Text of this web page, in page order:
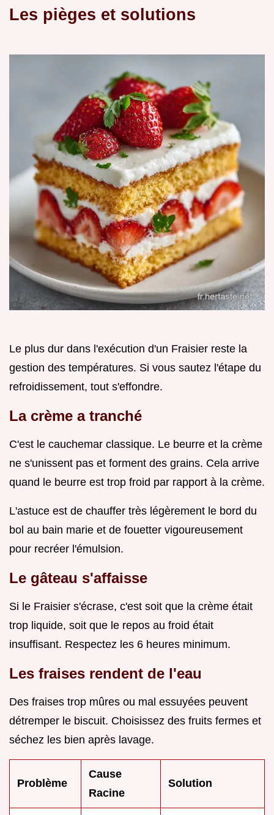
Les pièges et solutions
Le plus dur dans l'exécution d'un Fraisier reste la
gestion des températures. Si vous sautez l'étape du
refroidissement, tout s'effondre.
La crème a tranché
C'est le cauchemar classique. Le beurre et la crème
ne s'unissent pas et forment des grains. Cela arrive
quand le beurre est trop froid par rapport à la crème.
L'astuce est de chauffer très légèrement le bord du
bol au bain marie et de fouetter vigoureusement
pour recréer l'émulsion.
Le gâteau s'affaisse
Si le Fraisier s'écrase, c'est soit que la crème était
trop liquide, soit que le repos au froid était
insuffisant. Respectez les 6 heures minimum.
Les fraises rendent de l'eau
Des fraises trop mûres ou mal essuyées peuvent
détremper le biscuit. Choisissez des fruits fermes et
séchez les bien après lavage.
Problème
Cause
Racine
Solution